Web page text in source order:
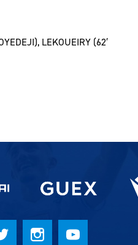
LEKOUEIRY (62′